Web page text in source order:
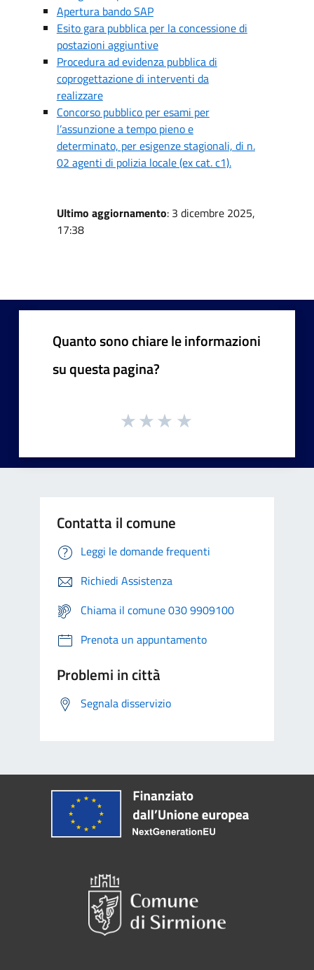
Apertura bando SAP
Esito gara pubblica per la concessione di
postazioni aggiuntive
Procedura ad evidenza pubblica di
coprogettazione di interventi da
realizzare
Concorso pubblico per esami per
l’assunzione a tempo pieno e
determinato, per esigenze stagionali, di n.
02 agenti di polizia locale (ex cat. c1).
Ultimo aggiornamento: 3 dicembre 2025,
17:38
Quanto sono chiare le informazioni
su questa pagina?
Contatta il comune
Leggi le domande frequenti
Richiedi Assistenza
Chiama il comune 030 9909100
Prenota un appuntamento
Problemi in città
Segnala disservizio